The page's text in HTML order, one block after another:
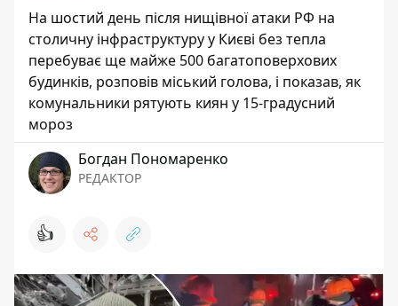
На шостий день після нищівної атаки РФ на
столичну інфраструктуру у Києві без тепла
перебуває ще майже 500 багатоповерхових
будинків, розповів міський голова, і показав, як
комунальники рятують киян у 15-градусний
мороз
Богдан Пономаренко
РЕДАКТОР
👍